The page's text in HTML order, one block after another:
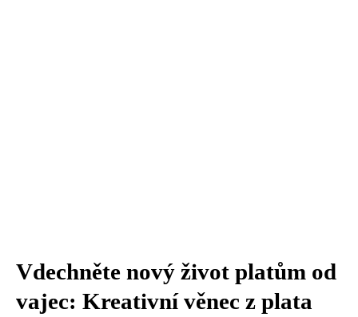
Vdechněte nový život platům od
vajec: Kreativní věnec z plata